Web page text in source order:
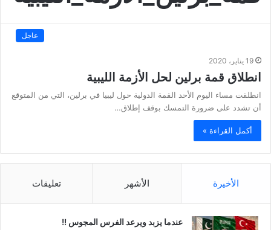
عاجل
19 يناير، 2020
انطلاق قمة برلين لحل الأزمة الليبية
انطلقت مساء اليوم الأحد القمة الدولية حول ليبيا في برلين، التي من المتوقع
أن تشدد على ضرورة التمسك بوقف إطلاق…
أكمل القراءة »
الأخيرة الأشهر تعليقات
عندما يزبد ويرعد الفرس المجوس !!